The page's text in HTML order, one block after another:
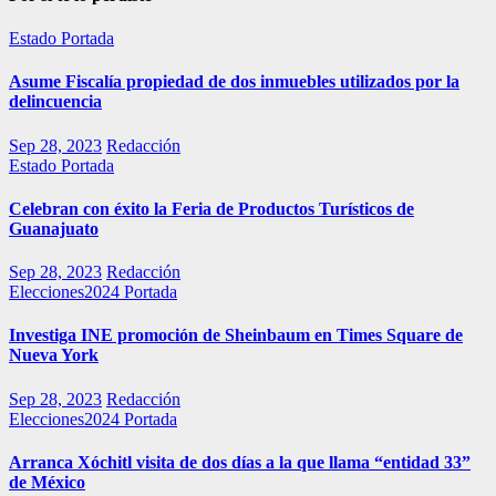
Estado Portada
Asume Fiscalía propiedad de dos inmuebles utilizados por la
delincuencia
Sep 28, 2023 Redacción
Estado Portada
Celebran con éxito la Feria de Productos Turísticos de
Guanajuato
Sep 28, 2023 Redacción
Elecciones2024 Portada
Investiga INE promoción de Sheinbaum en Times Square de
Nueva York
Sep 28, 2023 Redacción
Elecciones2024 Portada
Arranca Xóchitl visita de dos días a la que llama “entidad 33”
de México